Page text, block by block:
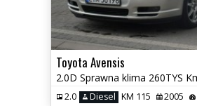
Toyota Avensis
2.0 Diesel KM 115 2005